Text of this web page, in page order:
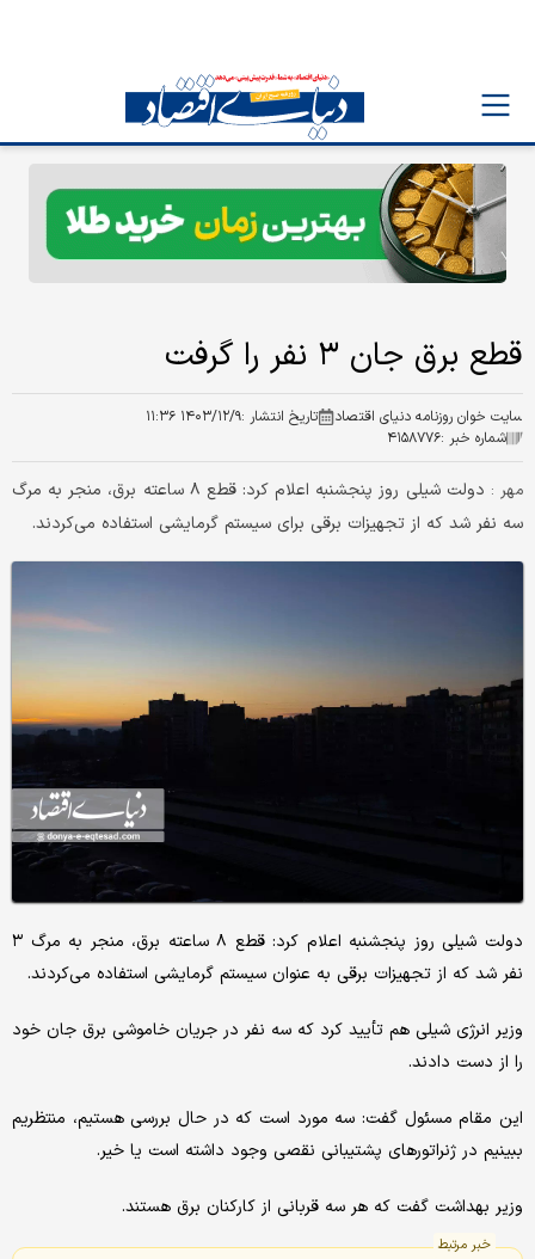
قطع برق جان ۳ نفر را گرفت
سایت خوان روزنامه دنیای اقتصاد تاریخ انتشار :۱۴۰۳/۱۲/۹ ۱۱:۳۶
شماره خبر :۴۱۵۸۷۷۶
مهر :
دولت شیلی روز پنجشنبه اعلام کرد: قطع ۸ ساعته برق، منجر به مرگ
سه نفر شد که از تجهیزات برقی برای سیستم گرمایشی استفاده می‌کردند.
دولت شیلی روز پنجشنبه اعلام کرد: قطع ۸ ساعته برق، منجر به مرگ ۳
نفر شد که از تجهیزات برقی به عنوان سیستم گرمایشی استفاده می‌کردند.
وزیر انرژی شیلی هم تأیید کرد که سه نفر در جریان خاموشی برق جان خود
را از دست دادند.
این مقام مسئول گفت: سه مورد است که در حال بررسی هستیم، منتظریم
ببینیم در ژنراتورهای پشتیبانی نقصی وجود داشته است یا خیر.
وزیر بهداشت گفت که هر سه قربانی از کارکنان برق هستند.
خبر مرتبط